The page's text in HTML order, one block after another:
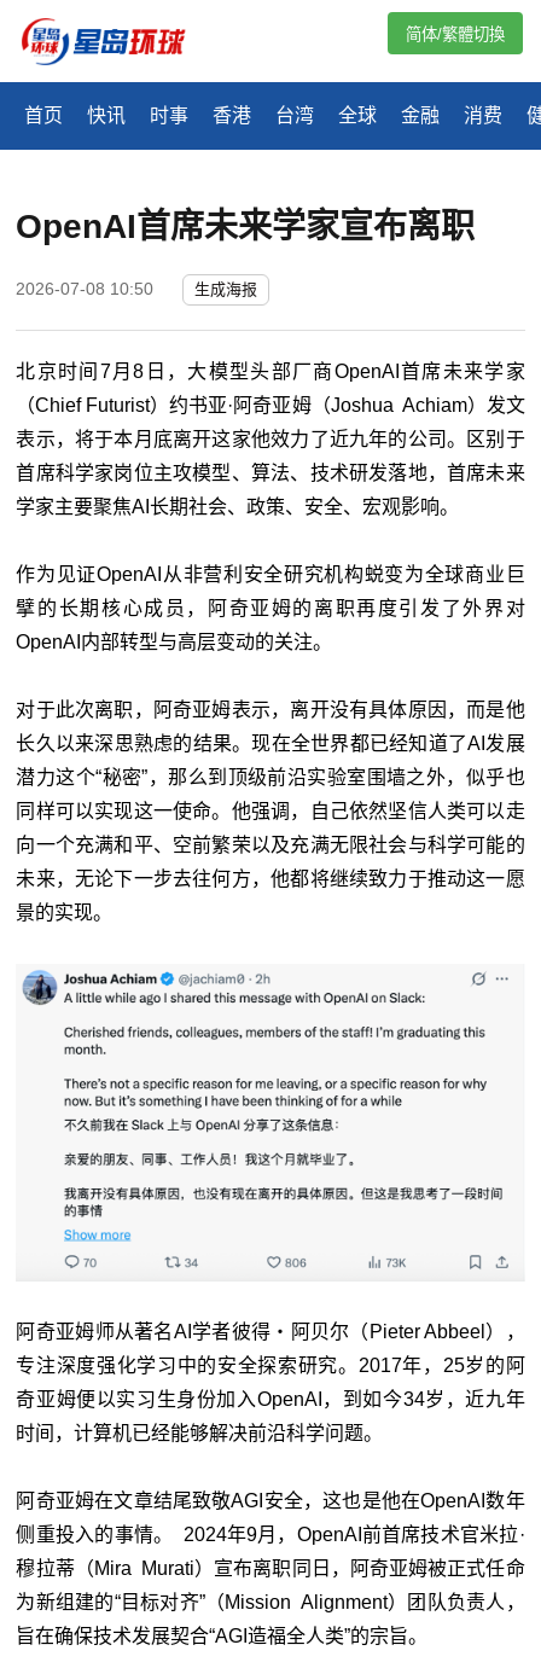
首页 快讯 时事 香港 台湾 全球 金融 消费
简体/繁體切換
OpenAI首席未来学家宣布离职
2026-07-08 10:50 生成海报
北京时间7月8日，大模型头部厂商OpenAI首席未来学家
（Chief Futurist）约书亚·阿奇亚姆（Joshua Achiam）发文
表示，将于本月底离开这家他效力了近九年的公司。区别于
首席科学家岗位主攻模型、算法、技术研发落地，首席未来
学家主要聚焦AI长期社会、政策、安全、宏观影响。
作为见证OpenAI从非营利安全研究机构蜕变为全球商业巨
擘的长期核心成员，阿奇亚姆的离职再度引发了外界对
OpenAI内部转型与高层变动的关注。
对于此次离职，阿奇亚姆表示，离开没有具体原因，而是他
长久以来深思熟虑的结果。现在全世界都已经知道了AI发展
潜力这个“秘密”，那么到顶级前沿实验室围墙之外，似乎也
同样可以实现这一使命。他强调，自己依然坚信人类可以走
向一个充满和平、空前繁荣以及充满无限社会与科学可能的
未来，无论下一步去往何方，他都将继续致力于推动这一愿
景的实现。
阿奇亚姆师从著名AI学者彼得・阿贝尔（Pieter Abbeel），
专注深度强化学习中的安全探索研究。2017年，25岁的阿
奇亚姆便以实习生身份加入OpenAI，到如今34岁，近九年
时间，计算机已经能够解决前沿科学问题。
阿奇亚姆在文章结尾致敬AGI安全，这也是他在OpenAI数年
侧重投入的事情。 2024年9月，OpenAI前首席技术官米拉·
穆拉蒂（Mira Murati）宣布离职同日，阿奇亚姆被正式任命
为新组建的“目标对齐”（Mission Alignment）团队负责人，
旨在确保技术发展契合“AGI造福全人类”的宗旨。